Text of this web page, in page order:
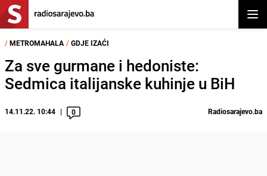
/ METROMAHALA / GDJE IZAĆI
Za sve gurmane i hedoniste:
Sedmica italijanske kuhinje u BiH
14.11.22. 10:44 0 Radiosarajevo.ba